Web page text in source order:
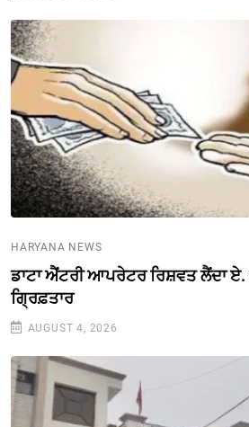
HARYANA NEWS
ਡਾਟਾ ਐਂਟਰੀ ਆਪਰੇਟਰ ਰਿਸ਼ਵਤ ਲੈਂਦਾ ਏ.
ਗ੍ਰਿਫ਼ਤਾਰ
AUGUST 4, 2026